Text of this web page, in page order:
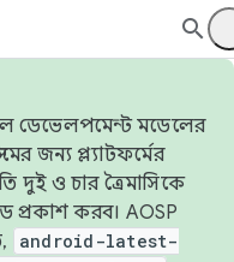
ডেভেলপমেন্ট মডেলের
জন্য প্ল্যাটফর্মের
দুই ও চার ত্রৈমাসিকে
প্রকাশ করব। AOSP
android-latest-